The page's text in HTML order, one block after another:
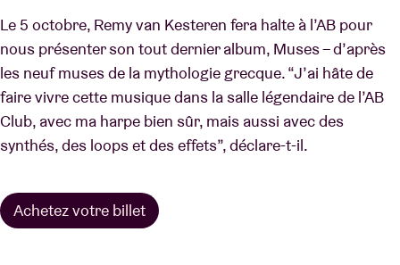
Le 5 octobre, Remy van Kesteren fera halte à l’AB pour
nous présenter son tout dernier album, Muses – d’après
les neuf muses de la mythologie grecque. “J’ai hâte de
faire vivre cette musique dans la salle légendaire de l’AB
Club, avec ma harpe bien sûr, mais aussi avec des
synthés, des loops et des effets”, déclare-t-il.
Achetez votre billet